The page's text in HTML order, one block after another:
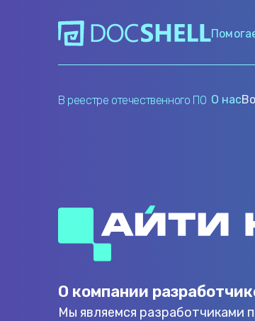
В реестре отечественного ПО О нас
О компании
Мы являемся разработчиками